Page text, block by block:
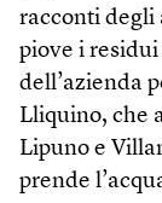
racconti degli
piove i
dell’azienda
Lliquino, che
Lipuno e
prende